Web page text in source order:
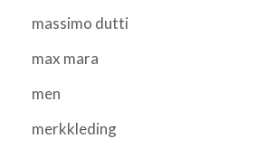
massimo dutti
max mara
men
merkkleding